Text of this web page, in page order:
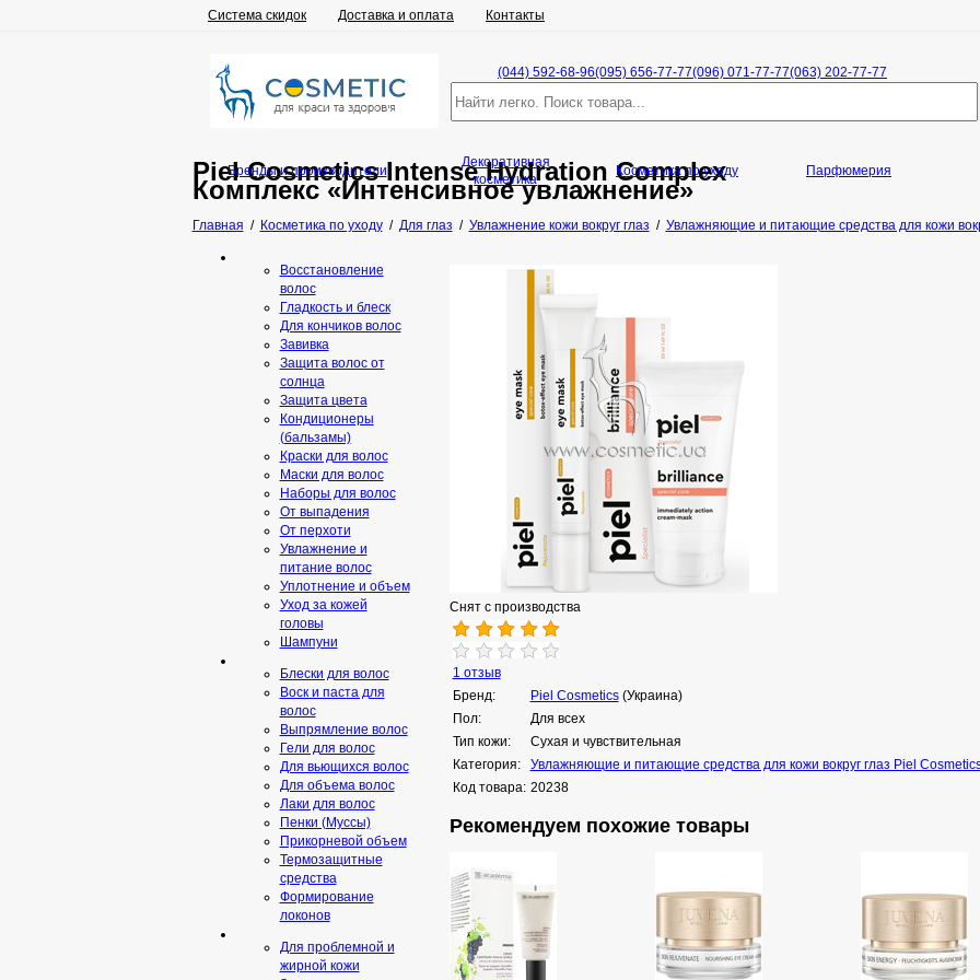
Система скидок Доставка и оплата Контакты
(044) 592-68-96(095) 656-77-77(096) 071-77-77(063) 202-77-77
Piel Cosmetics Intense Hydration Complex
Комплекс «Интенсивное увлажнение»
Главная / Косметика по уходу/ Для глаз / Увлажнение кожи вокруг глаз / Увлажняющие и питающие средства для кожи
Снят с производства
1 отзыв
Бренд:
Piel Cosmetics(Украина)
Пол:
Для всех
Тип кожи:
Сухая и чувствительная
Категория:
Увлажняющие и питающие средства для кожи вокруг глаз Piel
Код товара: 20238
Рекомендуем похожие товары
Бренды и производители
Декоративная
косметика
Косметика по уходу Парфюмерия
Восстановление
волос
Гладкость и блеск
Для кончиков волос
Завивка
Защита волос от
солнца
Защита цвета
Кондиционеры
(бальзамы)
Краски для волос
Маски для волос
Наборы для волос
От выпадения
От перхоти
Увлажнение и
питание волос
Уплотнение и объем
Уход за кожей
головы
Шампуни
Блески для волос
Воск и паста для
волос
Выпрямление волос
Гели для волос
Для вьющихся волос
Для объема волос
Лаки для волос
Пенки (Муссы)
Прикорневой объем
Термозащитные
средства
Формирование
локонов
Для проблемной и
жирной кожи